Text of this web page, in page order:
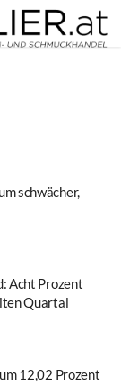
schwächer,
Acht Prozent
Quartal
12,02 Prozent